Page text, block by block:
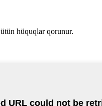
hüquqlar qorunur.